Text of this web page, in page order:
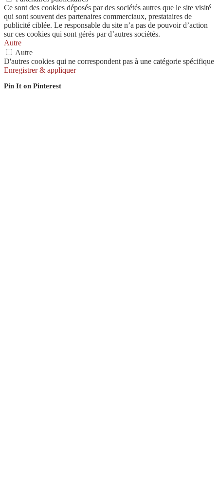
Ce sont des cookies déposés par des sociétés autres que le site visité
qui sont souvent des partenaires commerciaux, prestataires de
publicité ciblée. Le responsable du site n’a pas de pouvoir d’action
sur ces cookies qui sont gérés par d’autres sociétés.
Autre
Autre
D'autres cookies qui ne correspondent pas à une catégorie spécifique
Enregistrer & appliquer
Pin It on Pinterest